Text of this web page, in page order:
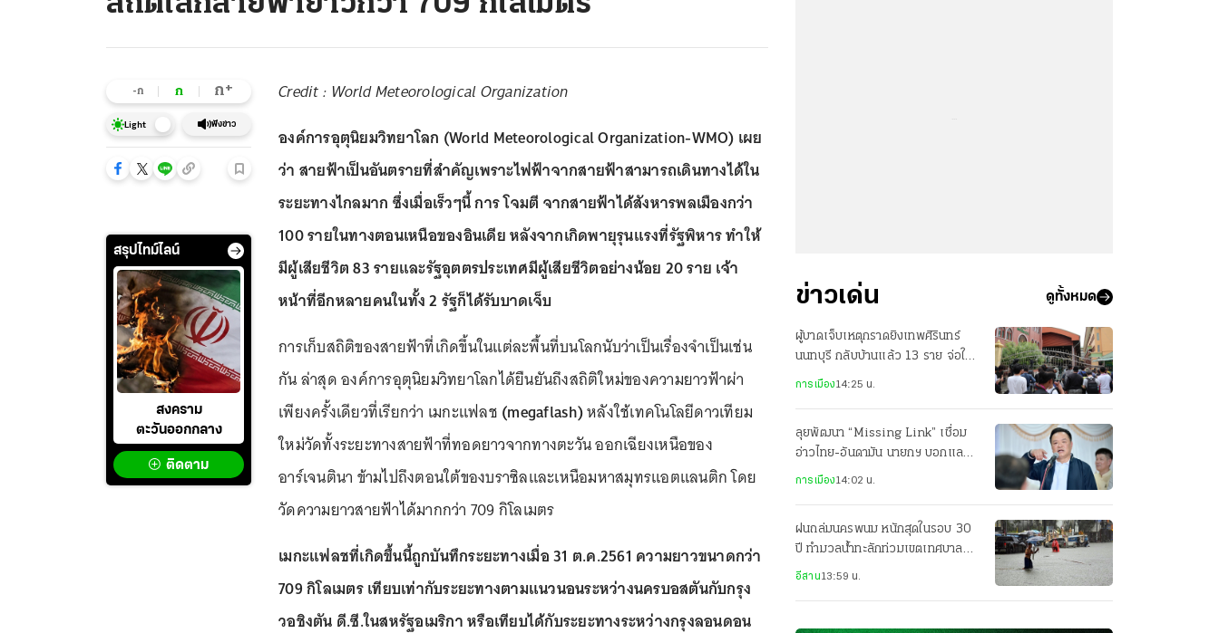
-ก ก ก+
Light ฟังข่าว
สรุปไทม์ไลน์
สงคราม
ตะวันออกกลาง
ติดตาม
Credit : World Meteorological Organization
องค์การอุตุนิยมวิทยาโลก (World Meteorological Organization-WMO) เผย
ว่า สายฟ้าเป็นอันตรายที่สำคัญเพราะไฟฟ้าจากสายฟ้าสามารถเดินทางได้ใน
ระยะทางไกลมาก ซึ่งเมื่อเร็วๆนี้ การ โจมตี จากสายฟ้าได้สังหารพลเมืองกว่า
100 รายในทางตอนเหนือของอินเดีย หลังจากเกิดพายุรุนแรงที่รัฐพิหาร ทำให้
มีผู้เสียชีวิต 83 รายและรัฐอุตตรประเทศมีผู้เสียชีวิตอย่างน้อย 20 ราย เจ้า
หน้าที่อีกหลายคนในทั้ง 2 รัฐก็ได้รับบาดเจ็บ
การเก็บสถิติของสายฟ้าที่เกิดขึ้นในแต่ละพื้นที่บนโลกนับว่าเป็นเรื่องจำเป็นเช่น
กัน ล่าสุด องค์การอุตุนิยมวิทยาโลกได้ยืนยันถึงสถิติใหม่ของความยาวฟ้าผ่า
เพียงครั้งเดียวที่เรียกว่า เมกะแฟลช (megaflash)หลังใช้เทคโนโลยีดาวเทียม
ใหม่วัดทั้งระยะทางสายฟ้าที่ทอดยาวจากทางตะวัน ออกเฉียงเหนือของ
อาร์เจนตินา ข้ามไปถึงตอนใต้ของบราซิลและเหนือมหาสมุทรแอตแลนติก โดย
วัดความยาวสายฟ้าได้มากกว่า 709 กิโลเมตร
เมกะแฟลชที่เกิดขึ้นนี้ถูกบันทึกระยะทางเมื่อ 31 ต.ค.2561 ความยาวขนาดกว่า
709 กิโลเมตร เทียบเท่ากับระยะทางตามแนวนอนระหว่างนครบอสตันกับกรุง
วอชิงตัน ดี.ซี.ในสหรัฐอเมริกา หรือเทียบได้กับระยะทางระหว่างกรุงลอนดอน
ข่าวเด่น ดูทั้งหมด
ผู้บาดเจ็บเหตุกราดยิงเทพศิรินทร์
นนทบุรี กลับบ้านแล้ว 13 ราย จ่อให้
กลับอีก 2 ราย
การเมือง14:25 น.
ลุยพัฒนา “Missing Link” เชื่อม
อ่าวไทย-อันดามัน นายกฯ บอกแลนด์
บริดจ์ค่อยว่ากัน
การเมือง14:02 น.
ฝนถล่มนครพนม หนักสุดในรอบ 30
ปี ทำมวลน้ำทะลักท่วมเขตเทศบาล
เมือง ถนนหลายจุดจมบาดาล
อีสาน13:59 น.